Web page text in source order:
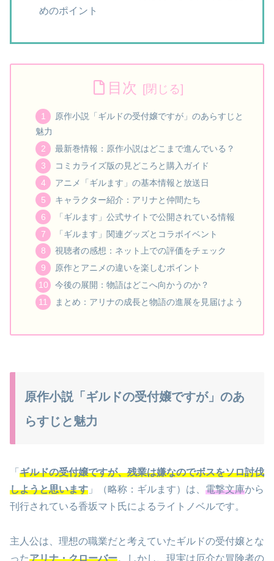
めのポイント
目次
原作小説「ギルドの受付嬢ですが」のあらすじと
魅力
最新巻情報：原作小説はどこまで進んでいる？
コミカライズ版の見どころと購入ガイド
アニメ「ギルます」の基本情報と放送日
キャラクター紹介：アリナと仲間たち
「ギルます」公式サイトで公開されている情報
「ギルます」関連グッズとコラボイベント
視聴者の感想：ネット上での評価をチェック
原作とアニメの違いを楽しむポイント
今後の展開：物語はどこへ向かうのか？
まとめ：アリナの成長と物語の進展を見届けよう
原作小説「ギルドの受付嬢ですが」のあ
らすじと魅力
「 ギルドの受付嬢ですが、残業は嫌なのでボスをソロ討伐
しようと思います 」（略称：ギルます）は、 電撃文庫から
刊行されている香坂マト氏によるライトノベルです。
主人公は、理想の職業だと考えていたギルドの受付嬢とな
ったアリナ・クローバー。しかし、現実は厄介な冒険者の